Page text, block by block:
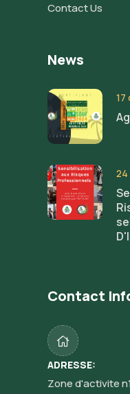
Contact Us
News
17
24
Contact
ADRESSE:
Zone d'activite